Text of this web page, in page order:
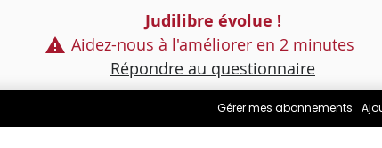
Judilibre évolue !
Aidez-nous à l'améliorer en 2 minutes
Répondre au questionnaire
Gérer mes abonnements